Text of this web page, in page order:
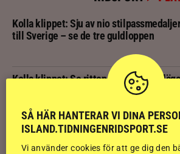
Kolla klippet: Sju av nio
till Sverige – se de tre guldloppen
Kolla klippet: Se ritten som gav
Kolla klippet: Svenskägda hingsten bäst
av sexåringarna på Landsmót
SÅ HÄR HANTERAR VI DINA
ISLAND.TIDNINGENRIDSPORT.SE
Vi använder cookies för att ge dig den